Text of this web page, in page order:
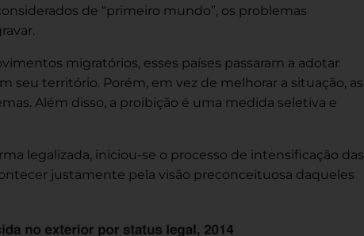
de “primeiro mundo”, os problemas
migratórios, esses países passaram a adotar
seu território. Porém, em vez de melhorar a situação, as
Além disso, a proibição é uma medida seletiva e
legalizada, iniciou-se o processo de intensificação das
justamente pela visão preconceituosa daqueles